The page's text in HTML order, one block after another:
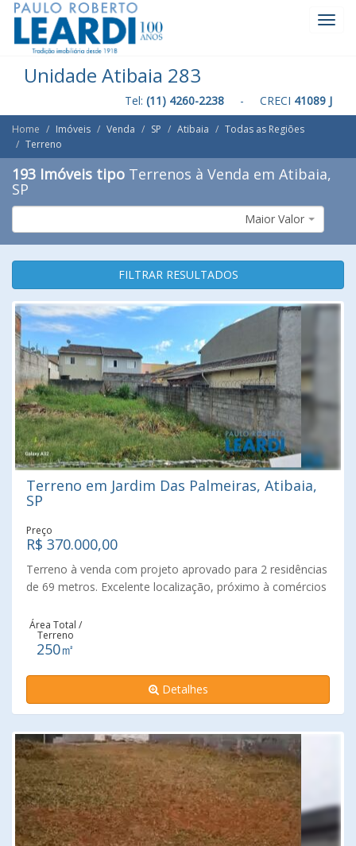
Unidade Atibaia 283
Tel: (11) 4260-2238 - CRECI 41089 J
Home Imóveis Venda SP Atibaia
Todas as Regiões
Terreno
193 Imóveis tipo Terrenos à Venda em Atibaia,
SP
Maior Valor
FILTRAR RESULTADOS
Terreno em Jardim Das Palmeiras, Atibaia,
SP
Preço
R$ 370.000,00
Terreno à venda com projeto aprovado para 2 residências
de 69 metros. Excelente localização, próximo à comércios
de saúde, UPA, transporte público e apenas a 10 minutos
do centro da cidade. Fácil acesso à Rodovia Fernão Dias e
Rodovia Dom Pedro.
Área Total /
Terreno
250㎡
Detalhes